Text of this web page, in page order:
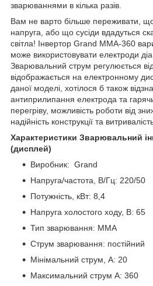
зварюваннями в кілька разів.
Вам не варто більше переживати,
напруга, або що сусіди вдадуться
світла! Інвертор Grand MMA-360
може використовувати електроди
Зварювальний струм регулюється
відображається на електронному
даної моделі, хотілося б також
антиприлипання електрода та
перегріву, можливість роботи від
надійність конструкції та
Характеристики Зварювальний
(дисплей)
Виробник: Grand
Напруга/частота, В/Гц: 220/50
Потужність, кВт: 8,4
Напруга холостого ходу, В: 65
Тип зварювання: MMA
Струм зварювання: постійний
Мінімальний струм, А: 20
Максимальний струм А: 360